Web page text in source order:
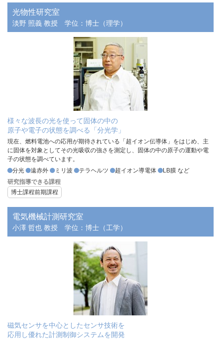
光物性研究室
淡野 照義 教授 学位：博士（理学）
様々な波長の光を使って固体の中の
原子や電子の状態を調べる「分光学」
現在、燃料電池への応用が期待されている「超イオン伝導体」をはじめ、主
に固体を対象としてその光吸収の強さを測定し、固体の中の原子の運動や電
子の状態を調べています。
分光
遠赤外 ミリ波 テラヘルツ 超イオン導電体
LB膜 など
研究指導できる課程
博士課程前期課程
電気機械計測研究室
小澤 哲也 教授 学位：博士（工学）
磁気センサを中心としたセンサ技術を
応用し優れた計測制御システムを開発